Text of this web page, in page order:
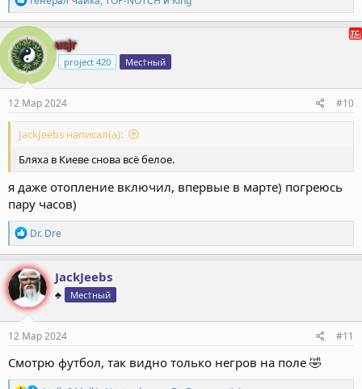
е
а
к
ц
и
и
:
usjr
project 420 Мес†ный
12 Мар 2024 #10
JackJeebs написал(а):
Бляха в Киеве снова всё белое.
я даже отопление включил, впервые в марте) погреюсь
пару часов)
Р
е
а
к
ц
и
и
:
Dr. Dre
JackJeebs
♣️ Мес†ный
12 Мар 2024 #11
Смотрю футбол, так видно только негров на поле 🤣